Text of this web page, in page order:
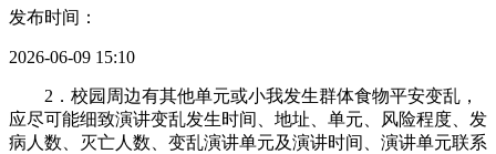
发布时间：
2026-06-09 15:10
2．校园周边有其他单元或小我发生群体食物平安变乱，
应尽可能细致演讲变乱发生时间、地址、单元、风险程度、发
病人数、灭亡人数、变乱演讲单元及演讲时间、演讲单元联系